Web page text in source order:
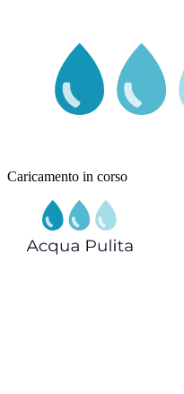
Caricamento in corso